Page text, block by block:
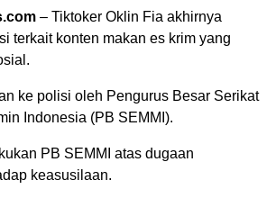
– Tiktoker Oklin Fia akhirnya
terkait konten makan es krim yang
ke polisi oleh Pengurus Besar Serikat
Indonesia (PB SEMMI).
PB SEMMI atas dugaan
keasusilaan.